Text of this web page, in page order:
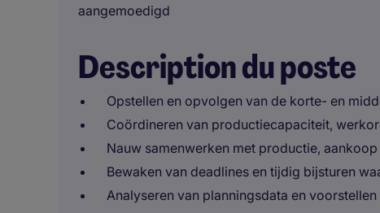
aangemoedigd
Description du poste
Opstellen en opvolgen van de korte- en
Coördineren van productiecapaciteit,
Nauw samenwerken met productie,
Bewaken van deadlines en tijdig bijsturen
Analyseren van planningsdata en